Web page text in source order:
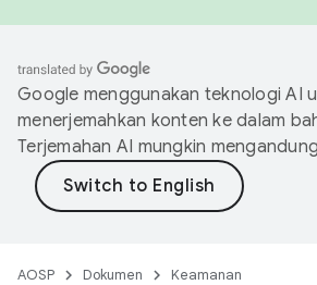
Google menggunakan teknologi AI
menerjemahkan konten ke dalam
Terjemahan AI mungkin
AOSP Dokumen Keamanan